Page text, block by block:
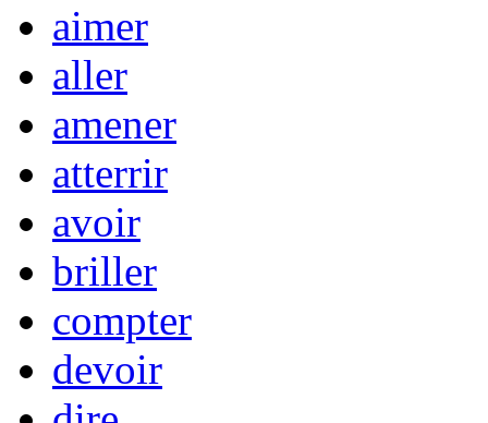
aimer
aller
amener
atterrir
avoir
briller
compter
devoir